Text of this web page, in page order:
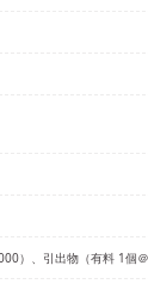
）、引出物（有料 1個＠